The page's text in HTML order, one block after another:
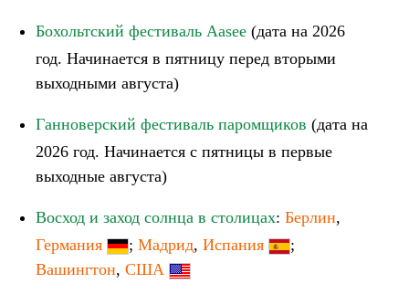
Бохольтский фестиваль Aasee (дата на 2026
год. Начинается в пятницу перед вторыми
выходными августа)
Ганноверский фестиваль паромщиков (дата на
2026 год. Начинается с пятницы в первые
выходные августа)
Восход и заход солнца в столицах: Берлин,
Германия
; Мадрид, Испания
;
Вашингтон, США